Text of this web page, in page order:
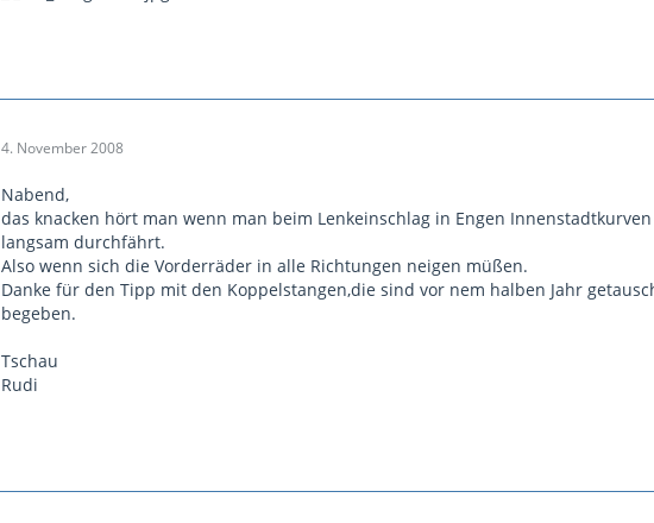
4. November 2008
Nabend,
das knacken hört man wenn man beim Lenkeinschlag in Engen
langsam durchfährt.
Also wenn sich die Vorderräder in alle Richtungen neigen müßen.
Danke für den Tipp mit den Koppelstangen,die sind vor nem halben Jahr
begeben.
Tschau
Rudi